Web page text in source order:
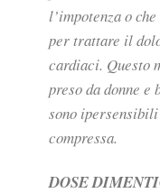
l’impotenza o
per trattare il
cardiaci. Questo
preso da donne e
sono
compressa.
DOSE